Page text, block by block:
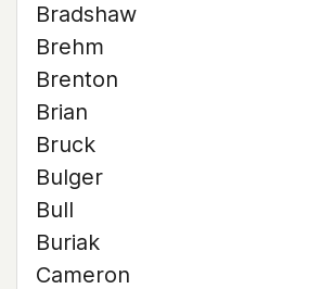
Bradshaw
Brehm
Brenton
Brian
Bruck
Bulger
Bull
Buriak
Cameron